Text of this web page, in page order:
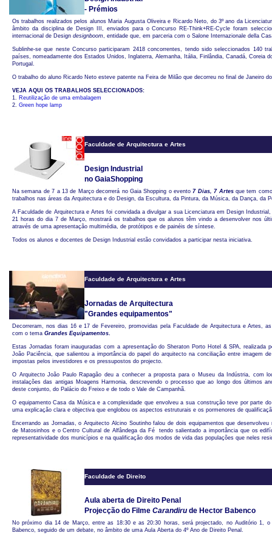
- Prémios
Os trabalhos realizados pelos alunos Maria Augusta Oliveira e Ricardo Neto, do 3º ano da
âmbito da disciplina de Design III, enviados para o Concurso RE-Think+RE-Cycle foram
internacional de Design designboom, entidade que, em parceria com o Salone Internazionale della
Sublinhe-se que neste Concurso participaram 2418 concorrentes, tendo sido seleccionados 140
países, nomeadamente dos Estados Unidos, Inglaterra, Alemanha, Itália, Finlândia, Canadá, Coreia
Portugal.
O trabalho do aluno Ricardo Neto esteve patente na Feira de Milão que decorreu no final de Janeiro
VEJA AQUI OS TRABALHOS SELECCIONADOS:
1. Reutilização de uma embalagem
2. Green hope lamp
Faculdade de Arquitectura e Artes
Design Industrial
no GaiaShopping
Na semana de 7 a 13 de Março decorrerá no Gaia Shopping o evento7 Dias, 7 Artesque tem
trabalhos nas áreas da Arquitectura e do Design, da Escultura, da Pintura, da Música, da Dança, da
A Faculdade de Arquitectura e Artes foi convidada a divulgar a sua Licenciatura em Design
21 horas do dia 7 de Março, mostrará os trabalhos que os alunos têm vindo a desenvolver nos
através de uma apresentação multimédia, de protótipos e de painéis de síntese.
Todos os alunos e docentes de Design Industrial estão convidados a participar nesta iniciativa.
Faculdade de Arquitectura e Artes
Jornadas de Arquitectura
"Grandes equipamentos"
Decorreram, nos dias 16 e 17 de Fevereiro, promovidas pela Faculdade de Arquitectura e Artes,
com o tema Grandes Equipamentos.
Estas Jornadas foram inauguradas com a apresentação do Sheraton Porto Hotel & SPA, realizada
João Paciência, que salientou a importância do papel do arquitecto na conciliação entre imagem
impostas pelos investidores e os pressupostos do projecto.
O Arquitecto João Paulo Rapagão deu a conhecer a proposta para o Museu da Indústria, com
instalações das antigas Moagens Harmonia, descrevendo o processo que ao longo dos últimos
deste conjunto, do Palácio do Freixo e de todo o Vale de Campanhã.
O equipamento Casa da Música e a complexidade que envolveu a sua construção teve por parte
uma explicação clara e objectiva que englobou os aspectos estruturais e os pormenores de
Encerrando as Jornadas, o Arquitecto Alcino Soutinho falou de dois equipamentos que desenvolveu
de Matosinhos e o Centro Cultural de Alfândega da Fé  tendo salientado a importância que os
representatividade dos municípios e na qualificação dos modos de vida das populações que neles
Faculdade de Direito
Aula aberta de Direito Penal
Projecção do Filme Carandiru de Hector Babenco
No próximo dia 14 de Março, entre as 18:30 e as 20:30 horas, será projectado, no Auditório 1,
Babenco, seguido de um debate, no âmbito de uma Aula Aberta do 4º Ano de Direito Penal.